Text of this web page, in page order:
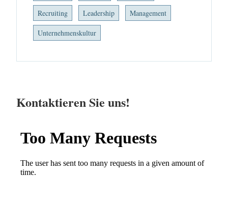
Recruiting Leadership Management
Unternehmenskultur
Kontaktieren Sie uns!